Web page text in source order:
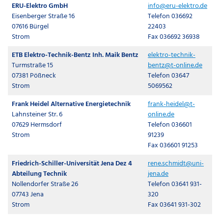
ERU-Elektro GmbH
Eisenberger Straße 16
07616 Bürgel
Strom
info@eru-elektro.de
Telefon 036692
22403
Fax 036692 36938
ETB Elektro-Technik-Bentz Inh. Maik Bentz
Turmstraße 15
07381 Pößneck
Strom
elektro-technik-
bentz@t-online.de
Telefon 03647
5069562
Frank Heidel Alternative Energietechnik
Lahnsteiner Str. 6
07629 Hermsdorf
Strom
frank-heidel@t-
online.de
Telefon 036601
91239
Fax 036601 91253
Friedrich-Schiller-Universität Jena Dez 4
Abteilung Technik
Nollendorfer Straße 26
07743 Jena
Strom
rene.schmidt@uni-
jena.de
Telefon 03641 931-
320
Fax 03641 931-302